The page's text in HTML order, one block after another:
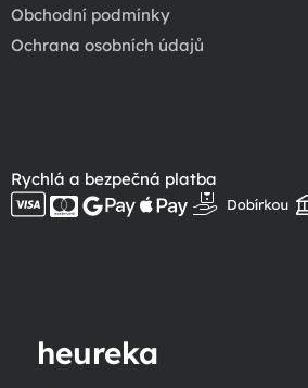
Obchodní podmínky
Ochrana osobních údajů
Rychlá a bezpečná platba
heureka